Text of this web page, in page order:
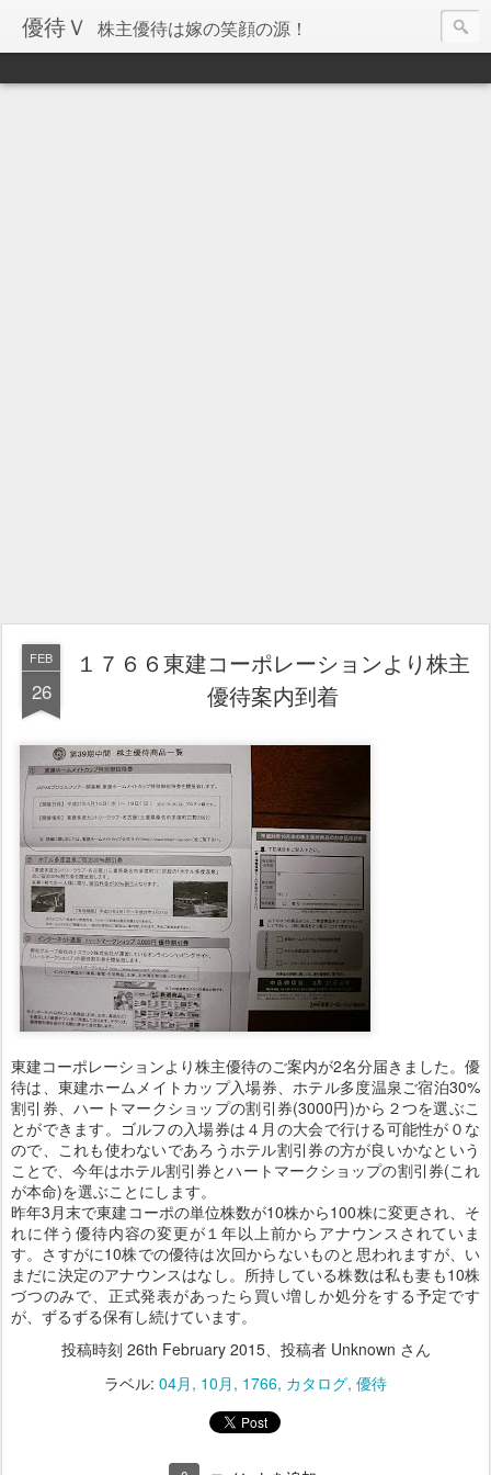
優待Ｖ 株主優待は嫁の笑顔の源！
FEB
26
１７６６東建コーポレーションより株主
優待案内到着
東建コーポレーションより株主優待のご案内が2名分届きました。優
待は、東建ホームメイトカップ入場券、ホテル多度温泉ご宿泊30%
割引券、ハートマークショップの割引券(3000円)から２つを選ぶこ
とができます。ゴルフの入場券は４月の大会で行ける可能性が０な
ので、これも使わないであろうホテル割引券の方が良いかなという
ことで、今年はホテル割引券とハートマークショップの割引券(これ
が本命)を選ぶことにします。
昨年3月末で東建コーポの単位株数が10株から100株に変更され、そ
れに伴う優待内容の変更が１年以上前からアナウンスされていま
す。さすがに10株での優待は次回からないものと思われますが、い
まだに決定のアナウンスはなし。所持している株数は私も妻も10株
づつのみで、正式発表があったら買い増しか処分をする予定です
が、ずるずる保有し続けています。
投稿時刻 26th February 2015、投稿者 Unknown さん
ラベル: 04月 10月 1766 カタログ 優待